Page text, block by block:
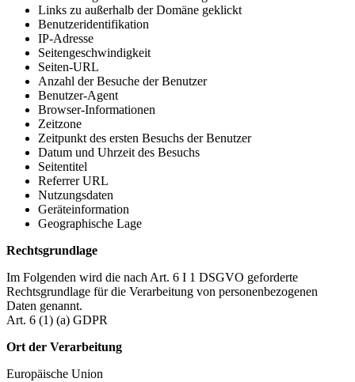
Links zu außerhalb der Domäne geklickt
Benutzeridentifikation
IP-Adresse
Seitengeschwindigkeit
Seiten-URL
Anzahl der Besuche der Benutzer
Benutzer-Agent
Browser-Informationen
Zeitzone
Zeitpunkt des ersten Besuchs der Benutzer
Datum und Uhrzeit des Besuchs
Seitentitel
Referrer URL
Nutzungsdaten
Geräteinformation
Geographische Lage
Rechtsgrundlage
Im Folgenden wird die nach Art. 6 I 1 DSGVO geforderte
Rechtsgrundlage für die Verarbeitung von personenbezogenen
Daten genannt.
Art. 6 (1) (a) GDPR
Ort der Verarbeitung
Europäische Union